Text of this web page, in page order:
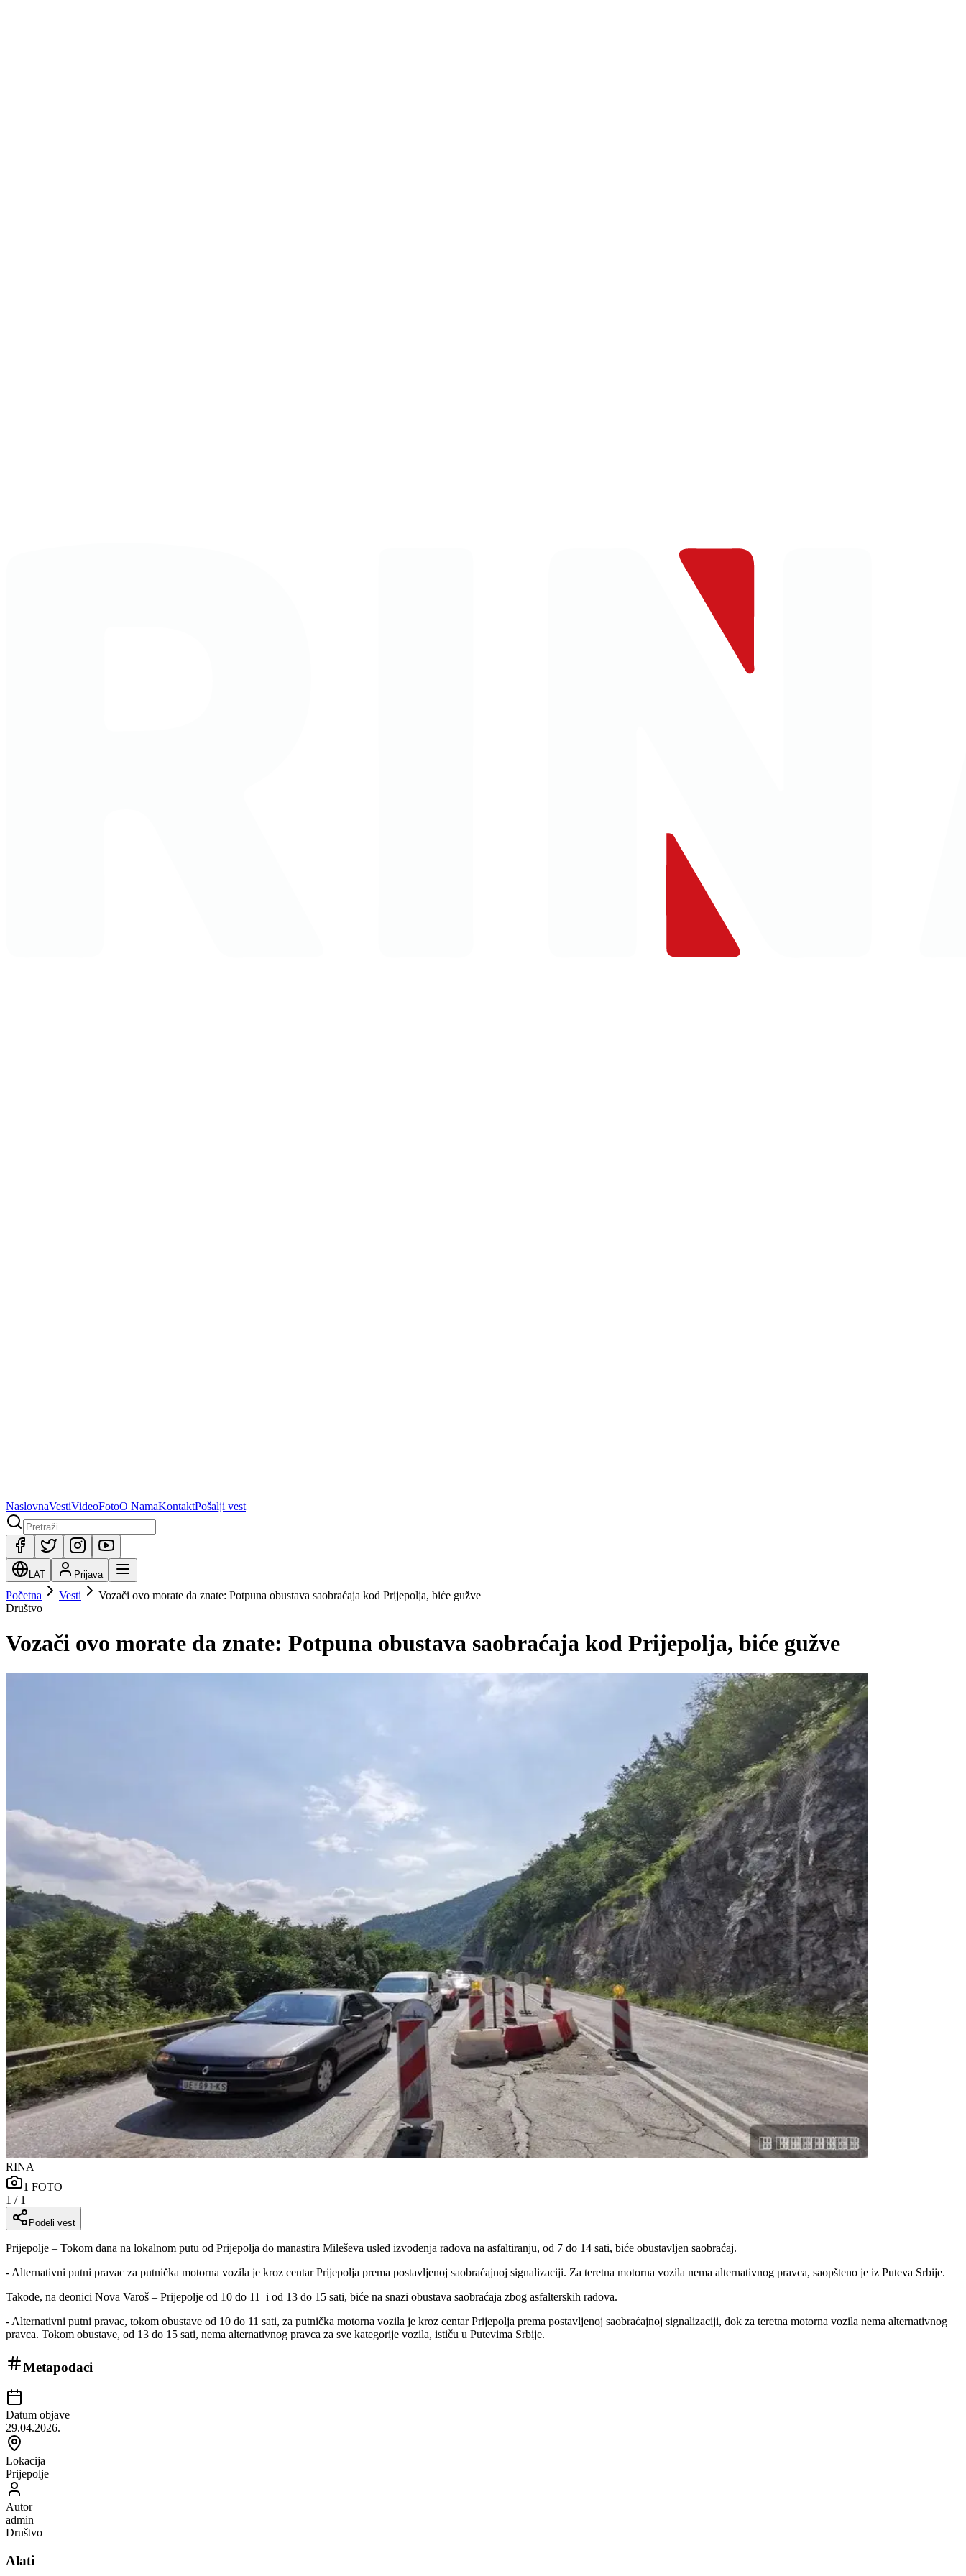
NaslovnaVestiVideoFotoO NamaKontaktPošalji vest
LAT Prijava
Početna Vesti
Vozači ovo morate da znate: Potpuna obustava saobraćaja kod Prijepolja, biće gužve
Društvo
Vozači ovo morate da znate: Potpuna obustava saobraćaja kod Prijepolja, biće gužve
RINA
1 FOTO
1 / 1
Podeli vest
Prijepolje – Tokom dana na lokalnom putu od Prijepolja do manastira Mileševa usled izvođenja radova na asfaltiranju, od 7 do 14 sati, biće obustavljen saobraćaj.
- Alternativni putni pravac za putnička motorna vozila je kroz centar Prijepolja prema postavljenoj saobraćajnoj signalizaciji. Za teretna motorna vozila nema alternativnog pravca, saopšteno je iz Puteva Srbije.
Takođe, na deonici Nova Varoš – Prijepolje od 10 do 11
i od 13 do 15 sati, biće na snazi obustava saobraćaja zbog asfalterskih radova.
- Alternativni putni pravac, tokom obustave od 10 do 11 sati, za putnička motorna vozila je kroz centar Prijepolja prema postavljenoj saobraćajnoj signalizaciji, dok za teretna motorna vozila nema alternativnog
pravca. Tokom obustave, od 13 do 15 sati, nema alternativnog pravca za sve kategorije vozila, ističu u Putevima Srbije.
Metapodaci
Datum objave
29.04.2026.
Lokacija
Prijepolje
Autor
admin
Društvo
Alati